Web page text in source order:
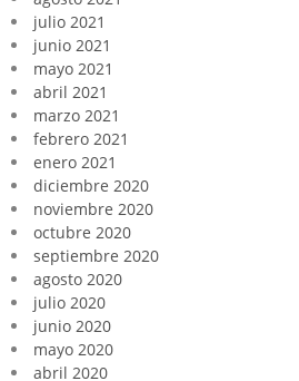
julio 2021
junio 2021
mayo 2021
abril 2021
marzo 2021
febrero 2021
enero 2021
diciembre 2020
noviembre 2020
octubre 2020
septiembre 2020
agosto 2020
julio 2020
junio 2020
mayo 2020
abril 2020